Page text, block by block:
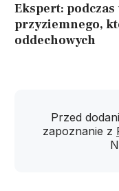
Ekspert:
przyziemnego,
oddechowych
Przed
zapoznanie z